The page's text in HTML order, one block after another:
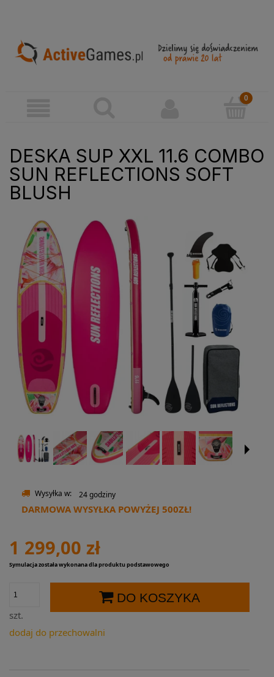
DESKA SUP XXL 11.6 COMBO
SUN REFLECTIONS SOFT
BLUSH
Wysyłka w: 24 godziny
DARMOWA WYSYŁKA POWYŻEJ 500ZŁ!
1 299,00 zł
Symulacja została wykonana dla produktu podstawowego
szt.
DO KOSZYKA
dodaj do przechowalni